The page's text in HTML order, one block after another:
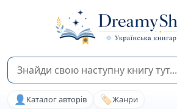
👤 Каталог авторів 🏷️Жанри